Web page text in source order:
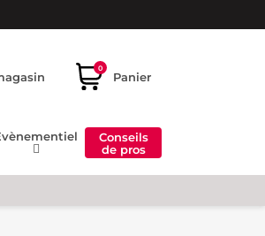
0
Panier
Conseils
de pros